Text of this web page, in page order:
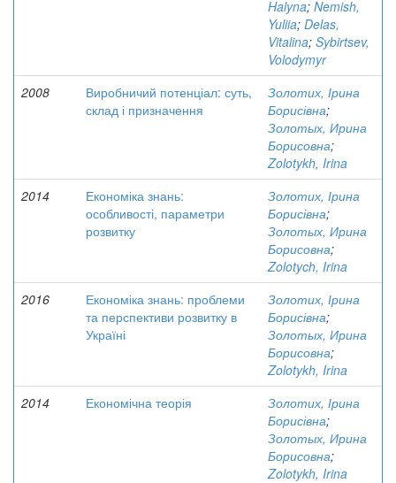
Halyna; Nemish,
Yuliia; Delas,
Vitalina; Sybirtsev,
Volodymyr
2008
Виробничий потенціал: суть,
склад і призначення
Золотих, Ірина
Борисівна;
Золотых, Ирина
Борисовна;
Zolotykh, Irina
2014
Економіка знань:
особливості, параметри
розвитку
Золотих, Ірина
Борисівна;
Золотых, Ирина
Борисовна;
Zolotych, Irina
2016
Економіка знань: проблеми
та перспективи розвитку в
Україні
Золотих, Ірина
Борисівна;
Золотых, Ирина
Борисовна;
Zolotykh, Irina
2014
Економічна теорія
Золотих, Ірина
Борисівна;
Золотых, Ирина
Борисовна;
Zolotykh, Irina